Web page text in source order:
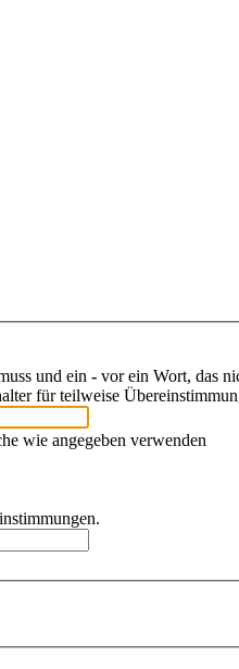
und ein - vor ein Wort, das
für teilweise
wie angegeben verwenden